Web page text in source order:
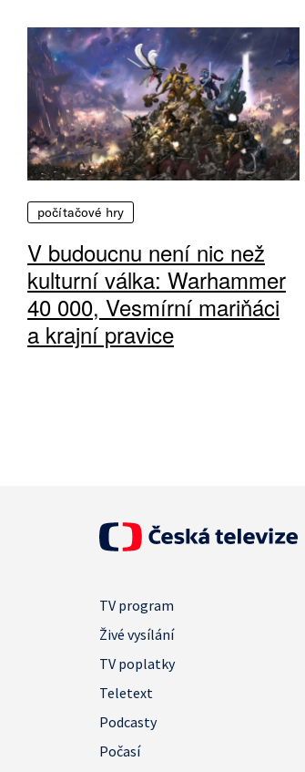
počítačové hry
V budoucnu není nic než
kulturní válka: Warhammer
40 000, Vesmírní mariňáci
a krajní pravice
TV program
Živé vysílání
TV poplatky
Teletext
Podcasty
Počasí